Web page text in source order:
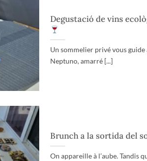
Degustació de vins
Un sommelier privé vous
Neptuno, amarré [...]
Brunch a la sortida del
On appareille à l’aube. Tandis